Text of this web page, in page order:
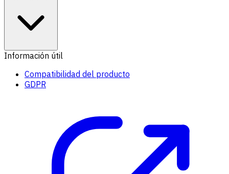
Información útil
Compatibilidad del producto
GDPR